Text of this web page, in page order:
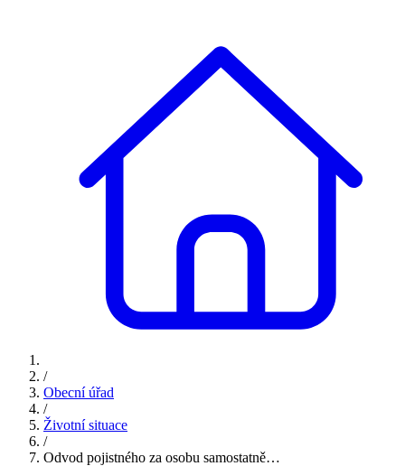
/
Obecní úřad
/
Životní situace
/
Odvod pojistného za osobu samostatně…